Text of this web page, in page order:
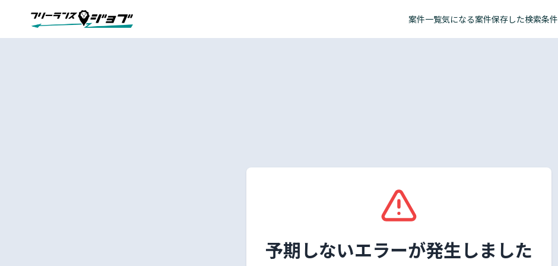
案件一覧気になる案件保存した検索条件
予期しないエラーが発生しました